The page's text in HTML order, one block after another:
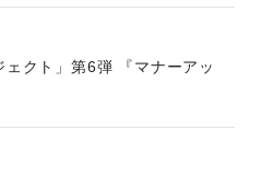
ェクト」第6弾 『マナーアッ